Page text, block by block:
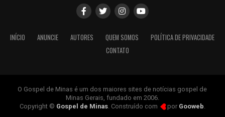
INÍCIO ANUNCIE AUTORES QUEM SOMOS
POLÍTICA DE PRIVACIDADE
CONTATO
O Gospel de Minas é um dos maiores sites de notícias gospel de
Minas Gerais, fundado em 2006.
Copyright © Gospel de Minas. Construído com por Gooweb.